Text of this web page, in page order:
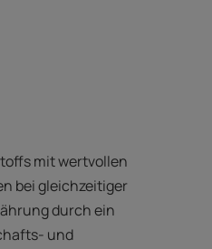
mit wertvollen
bei gleichzeitiger
durch ein
und